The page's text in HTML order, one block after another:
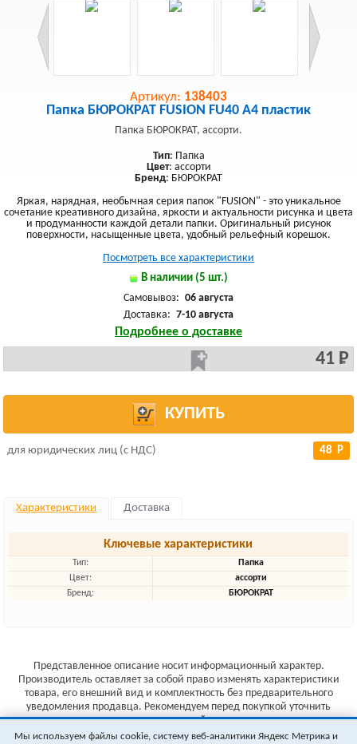
Артикул: 138403
Папка БЮРОКРАТ FUSION FU40 А4 пластик
Папка БЮРОКРАТ, ассорти.
Тип: Папка
Цвет: ассорти
Бренд: БЮРОКРАТ
Яркая, нарядная, необычная серия папок "FUSION" - это уникальное
сочетание креативного дизайна, яркости и актуальности рисунка и цвета
и продуманности каждой детали папки. Оригинальный рисунок
поверхности, насыщенные цвета, удобный рельефный корешок.
Посмотреть все характеристики
В наличии (5 шт.)
Самовывоз: 06 августа
Доставка: 7-10 августа
Подробнее о доставке
41 Р
КУПИТЬ
для юридических лиц (с НДС) 48 Р
Характеристики Доставка
Ключевые характеристики
Тип:
Папка
Цвет:
ассорти
Бренд:
БЮРОКРАТ
Представленное описание носит информационный характер.
Производитель оставляет за собой право изменять характеристики
товара, его внешний вид и комплектность без предварительного
уведомления продавца. Рекомендуем перед покупкой уточнить
характеристики товара на сайте производителя.
Мы используем файлы cookie, систему веб-аналитики Яндекс Метрика и